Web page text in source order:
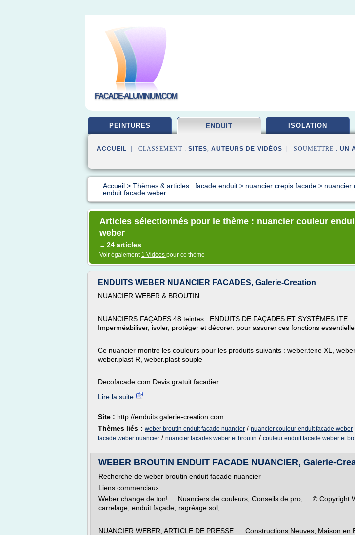
FACADE-ALUMINIUM.COM
PEINTURES ENDUIT ISOLATION
ACCUEIL | CLASSEMENT : SITES, AUTEURS DE VIDÉOS | SOUMETTRE : UN
Accueil > Thèmes & articles : facade enduit > nuancier crepis facade > nuancier
enduit facade weber
Articles sélectionnés pour le thème : nuancier couleur
weber
→ 24 articles
Voir également 1 Vidéos pour ce thème
ENDUITS WEBER NUANCIER FACADES, Galerie-Creation
NUANCIER WEBER & BROUTIN ...
NUANCIERS FAÇADES 48 teintes . ENDUITS DE FAÇADES ET SYSTÈMES ITE.
Imperméabiliser, isoler, protéger et décorer: pour assurer ces fonctions
Ce nuancier montre les couleurs pour les produits suivants : weber.tene XL,
weber.plast R, weber.plast souple
Decofacade.com Devis gratuit facadier...
Lire la suite
Site : http://enduits.galerie-creation.com
Thèmes liés : weber broutin enduit facade nuancier / nuancier couleur enduit facade weber
facade weber nuancier / nuancier facades weber et broutin / couleur enduit facade weber et
WEBER BROUTIN ENDUIT FACADE NUANCIER, Galerie-
Recherche de weber broutin enduit facade nuancier
Liens commerciaux
Weber change de ton! ... Nuanciers de couleurs; Conseils de pro; ... © Copyright
carrelage, enduit façade, ragréage sol, ...
NUANCIER WEBER; ARTICLE DE PRESSE. ... Constructions Neuves; Maison en